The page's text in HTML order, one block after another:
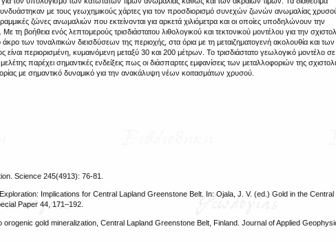
με τους γεωχημικούς χάρτες για τον προσδιορισμό συνεχών ζωνών ανωμαλίας
ζώνες ανωμαλιών που εκτείνονται για αρκετά χιλιόμετρα και οι οποίες υποδηλώνουν την
βοήθεια ενός λεπτομερούς τρισδιάστατου λιθολογικού και τεκτονικού μοντέλου για την
των τοναλιτικών διεισδύσεων της περιοχής, στα όρια με τη μεταιζηματογενή ακολουθία και των
περιορισμένη, κυμαινόμενη μεταξύ 30 και 200 μέτρων. Το τρισδιάστατο γεωλογικό μοντέλο σε
παρέχει σημαντικές ενδείξεις πως οι διάσπαρτες εμφανίσεις των μεταλλοφοριών της
με σημαντικό δυναμικό για την ανακάλυψη νέων κοιτασμάτων χρυσού.
Science 245(4913): 76-81.
Implications for Central Lapland Greenstone Belt. In: Ojala, J. V. (ed.) Gold in the Central
Paper 44, 171–192.
gold mineralization, Central Lapland Greenstone Belt, Finland. Journal of Applied